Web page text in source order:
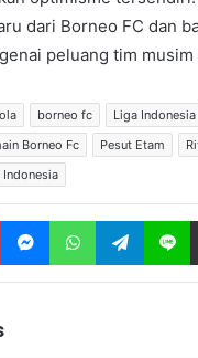
dari Borneo FC dan
peluang tim musim
borneo fc
Liga Indonesia
Borneo Fc Pesut Etam
Indonesia
Pinterest Messenger WhatsApp Telegram Line